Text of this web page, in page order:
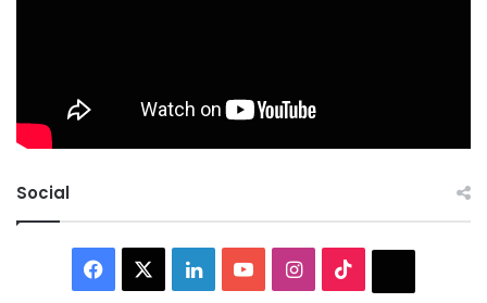
Social
Facebook LinkedInYouTubeInstagram